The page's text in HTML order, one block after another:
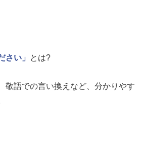
さい」 とは?
敬語での言い換えなど、分かりやす